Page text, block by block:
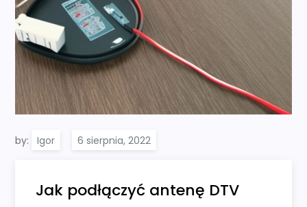
by: Igor
Jak podłączyć antenę DTV